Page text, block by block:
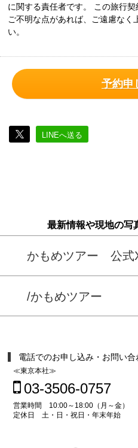
に関する責任者です。 この旅行
ご不明な点があれば、ご遠慮なく
い。
予約申
LINEへ送る
最新情報や現地の写
かもめツアー 公式
/かもめツアー
電話でのお申し込み・お問い合
≪東京本社≫
03-3506-0757
営業時間 10:00～18:00（月～金）
定休日 土・日・祝日・年末年始